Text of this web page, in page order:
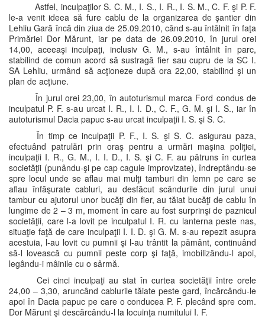
Astfel, inculpaţilor S. C. M., I. S., I. R., I. S. M., C. F. şi P. F.
le-a venit ideea să fure cablu de la organizarea de şantier din
Lehliu Gară încă din ziua de 25.09.2010, când s-au întâlnit în faţa
Primăriei Dor Mărunt, iar pe data de 26.09.2010, în jurul orei
14,00, aceeaşi inculpaţi, inclusiv G. M., s-au întâlnit în parc,
stabilind de comun acord să sustragă fier sau cupru de la SC I.
SA Lehliu, urmând să acţioneze după ora 22,00, stabilind şi un
plan de acţiune.
În jurul orei 23,00, în autoturismul marca Ford condus de
inculpatul P. F. s-au urcat I. R., I. I. D., C. F., G. M. şi I. S., iar în
autoturismul Dacia papuc s-au urcat inculpaţii I. S. şi S. C.
În timp ce inculpaţii P. F., I. S. şi S. C. asigurau paza,
efectuând patrulări prin oraş pentru a urmări maşina poliţiei,
inculpaţii I. R., G. M., I. I. D., I. S. şi C. F. au pătruns în curtea
societăţii (punându-şi pe cap cagule improvizate), îndreptându-se
spre locul unde se aflau mai mulţi tamburi din lemn pe care se
aflau înfăşurate cabluri, au desfăcut scândurile din jurul unui
tambur cu ajutorul unor bucăţi din fier, au tăiat bucăţi de cablu în
lungime de 2 – 3 m, moment în care au fost surprinşi de paznicul
societăţii, care l-a lovit pe inculpatul I. R. cu lanterna peste nas,
situaţie faţă de care inculpaţii I. I. D. şi G. M. s-au repezit asupra
acestuia, l-au lovit cu pumnii şi l-au trântit la pământ, continuând
să-l lovească cu pumnii peste corp şi faţă, imobilizându-l apoi,
legându-i mâinile cu o sârmă.
Cei cinci inculpaţi au stat în curtea societăţii între orele
24,00 – 3,30, aruncând cablurile tăiate peste gard, încărcându-le
apoi în Dacia papuc pe care o conducea P. F. plecând spre com.
Dor Mărunt şi descărcându-l la locuinţa numitului I. F.